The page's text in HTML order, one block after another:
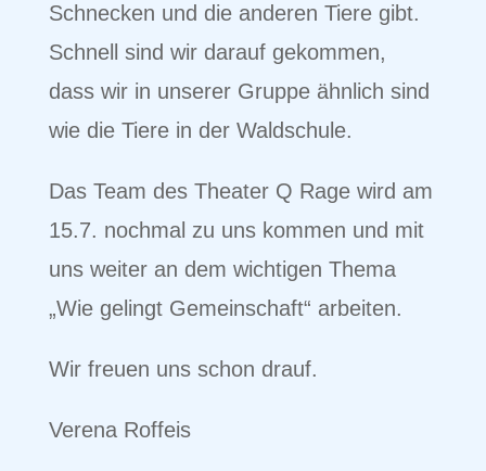
Schnecken und die anderen Tiere gibt.
Schnell sind wir darauf gekommen,
dass wir in unserer Gruppe ähnlich sind
wie die Tiere in der Waldschule.
Das Team des Theater Q Rage wird am
15.7. nochmal zu uns kommen und mit
uns weiter an dem wichtigen Thema
„Wie gelingt Gemeinschaft“ arbeiten.
Wir freuen uns schon drauf.
Verena Roffeis